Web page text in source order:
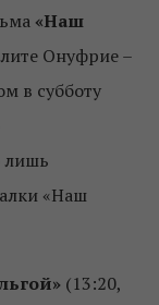
«Наш
Онуфрие –
в субботу
лишь
«Наш
(13:20,